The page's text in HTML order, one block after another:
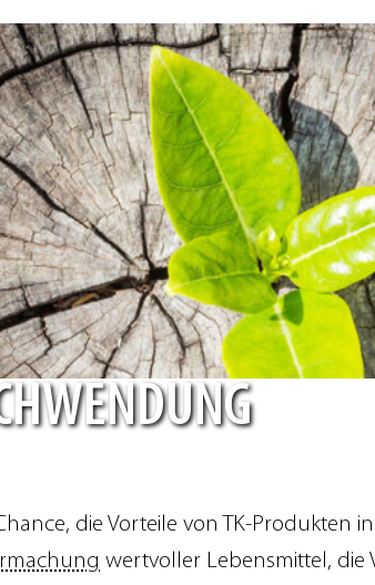
die Vorteile von TK-Produkten
wertvoller Lebensmittel,